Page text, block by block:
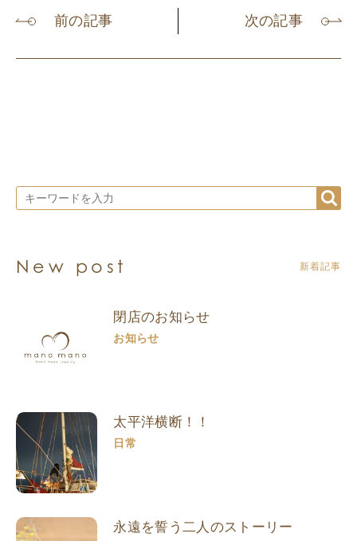
前の記事 次の記事
New post 新着記事
閉店のお知らせ
お知らせ
太平洋横断！！
日常
永遠を誓う二人のストーリー